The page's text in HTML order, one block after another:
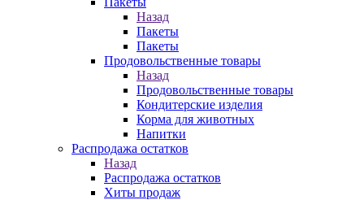
Назад
Пакеты
Пакеты
Продовольственные товары
Назад
Продовольственные товары
Кондитерские изделия
Корма для животных
Напитки
Распродажа остатков
Назад
Распродажа остатков
Хиты продаж